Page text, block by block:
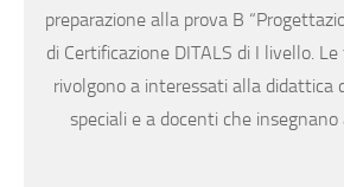
preparazione alla prova B
di Certificazione DITALS di I livello.
rivolgono a interessati alla didattica
speciali e a docenti che